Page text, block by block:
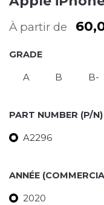
À partir de
GRADE
A B B-
PART NUMBER (P/N)
A2296
ANNÉE
2020